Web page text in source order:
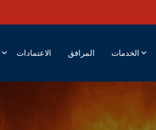
الخدمات المرافق الاعتمادات